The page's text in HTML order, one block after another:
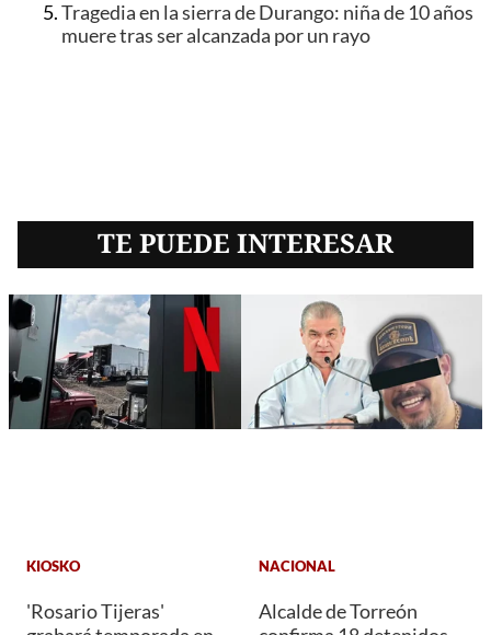
Tragedia en la sierra de Durango: niña de 10 años
muere tras ser alcanzada por un rayo
TE PUEDE INTERESAR
KIOSKO
'Rosario Tijeras'
NACIONAL
Alcalde de Torreón